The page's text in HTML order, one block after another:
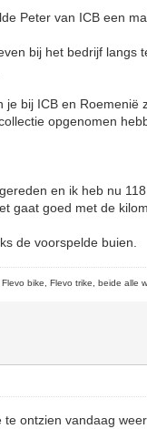
Peter van ICB een
bij het bedrijf langs
bij ICB en
opgenomen
en ik heb nu
gaat goed met de
de voorspelde buien.
bike, Flevo trike, beide alle
te ontzien vandaag